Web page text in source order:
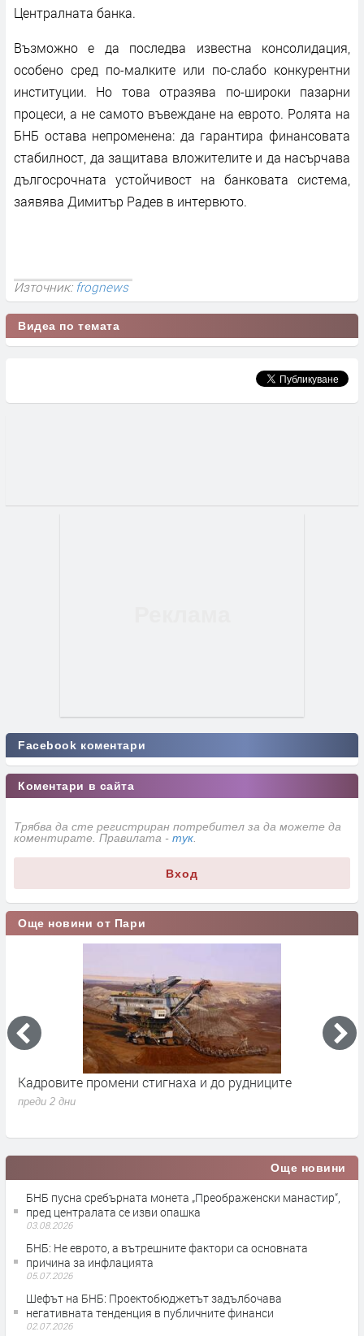
Централната банка.
Възможно е да последва известна консолидация,
особено сред по-малките или по-слабо конкурентни
институции. Но това отразява по-широки пазарни
процеси, а не самото въвеждане на еврото. Ролята на
БНБ остава непроменена: да гарантира финансовата
стабилност, да защитава вложителите и да насърчава
дългосрочната устойчивост на банковата система,
заявява Димитър Радев в интервюто.
Източник:frognews
Видеа по темата
Facebook коментари
Коментари в сайта
Трябва да сте регистриран потребител за да можете да
коментирате. Правилата - тук
Вход
Още новини от Пари
Кадровите промени стигнаха и до рудниците
преди 2 дни
Още новини
БНБ пусна сребърната монета „Преображенски манастир“,
пред централата се изви опашка
03.08.2026
БНБ: Не еврото, а вътрешните фактори са основната
причина за инфлацията
05.07.2026
Шефът на БНБ: Проектобюджетът задълбочава
негативната тенденция в публичните финанси
02.07.2026